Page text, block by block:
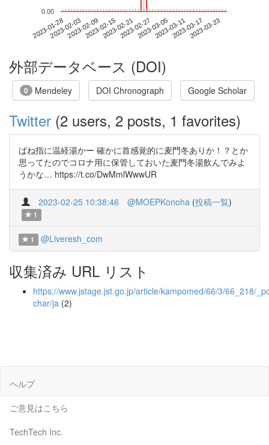
2023-01-282023-02-032023-02-092023-02-152023-02-212023-02-272023-03-052023-03-112023-03-172023-03-23
0.00
外部データベース (DOI)
0 Mendeley DOI Chronograph Google Scholar
Twitter (2 users, 2 posts, 1 favorites)
ばね指に温経湯かー 確かに首感覚的に麦門冬ありか！？とか
思ってたのでコロナ用に保管しておいた麦門冬湯飲んでみよ
うかな… https://t.co/DwMmlWwwUR
2023-02-25 10:38:46 @MOEPKonoha (投稿一覧)
1
1 @Liveresh_com
収集済み URL リスト
https://www.jstage.jst.go.jp/article/kampomed/66/3/66_218/
char/ja (2)
ヘルプ
ご意見はこちら
TechTech Inc.